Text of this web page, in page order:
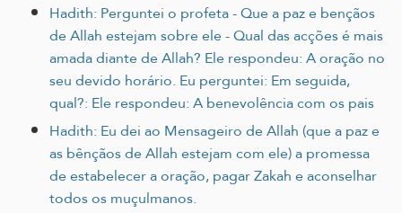
Hadith: Perguntei o profeta - Que a paz e bençãos
de Allah estejam sobre ele - Qual das acções é mais
amada diante de Allah? Ele respondeu: A oração no
seu devido horário. Eu perguntei: Em seguida,
qual?: Ele respondeu: A benevolência com os pais
Hadith: Eu dei ao Mensageiro de Allah (que a paz e
as bênçãos de Allah estejam com ele) a promessa
de estabelecer a oração, pagar Zakah e aconselhar
todos os muçulmanos.